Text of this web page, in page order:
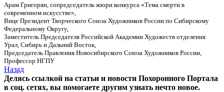
Арам Григорян, сопредседатель жюри конкурса «Тема смерти в
современном искусстве»,
Вице Президент Творческого Союза Художников России по Сибирскому
Федеральному Округу,
Заместитель Председателя Российской Академии Художеств отделения
Урал, Сибирь и Дальний Восток,
Председатель Правления Новосибирского Союза Художников России,
Профессор НГПУ
Назад
Делясь ссылкой на статьи и новости Похоронного Портала
в соц. сетях, вы помогаете другим узнать нечто новое.